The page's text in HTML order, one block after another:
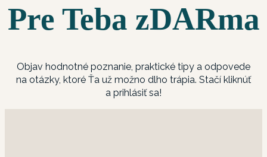
Pre Teba zDARma
Objav hodnotné poznanie, praktické tipy a odpovede
na otázky, ktoré Ťa už možno dlho trápia. Stačí kliknúť
a prihlásiť sa!